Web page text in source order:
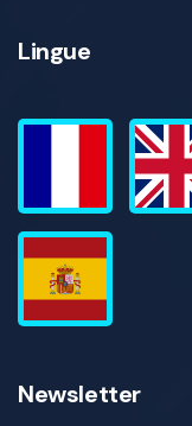
Lingue
Newsletter